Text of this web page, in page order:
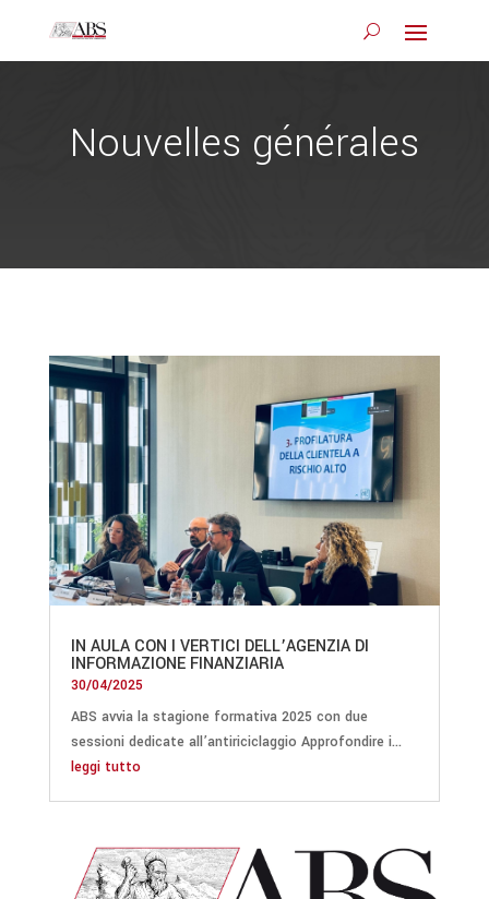
Nouvelles générales
IN AULA CON I VERTICI DELL’AGENZIA DI
INFORMAZIONE FINANZIARIA
30/04/2025
ABS avvia la stagione formativa 2025 con due
sessioni dedicate all’antiriciclaggio Approfondire i...
leggi tutto